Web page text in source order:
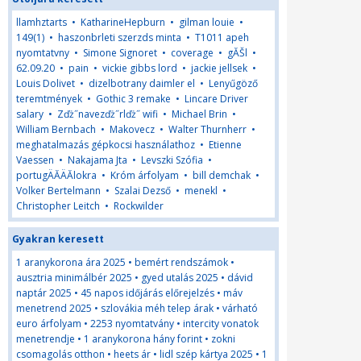
llamhztarts • KatharineHepburn • gilman louie •
149(1) • haszonbrleti szerzds minta • T1011 apeh
nyomtatvny • Simone Signoret • coverage • gĂŠl •
62.09.20 • pain • vickie gibbs lord • jackie jellsek •
Louis Dolivet • dizelbotrany daimler el • Lenyűgöző
teremtmények • Gothic 3 remake • Lincare Driver
salary • Zďż˝navezďż˝rlďż˝ wifi • Michael Brin •
William Bernbach • Makovecz • Walter Thurnherr •
meghatalmazás gépkocsi használathoz • Etienne
Vaessen • Nakajama Jta • Levszki Szófia •
portugÄĂÄĂlokra • Króm árfolyam • bill demchak •
Volker Bertelmann • Szalai Dezső • menekl •
Christopher Leitch • Rockwilder
Gyakran keresett
1 aranykorona ára 2025 • bemért rendszámok •
ausztria minimálbér 2025 • gyed utalás 2025 • dávid
naptár 2025 • 45 napos időjárás előrejelzés • máv
menetrend 2025 • szlovákia méh telep árak • várható
euro árfolyam • 2253 nyomtatvány • intercity vonatok
menetrendje • 1 aranykorona hány forint • zokni
csomagolás otthon • heets ár • lidl szép kártya 2025 • 1